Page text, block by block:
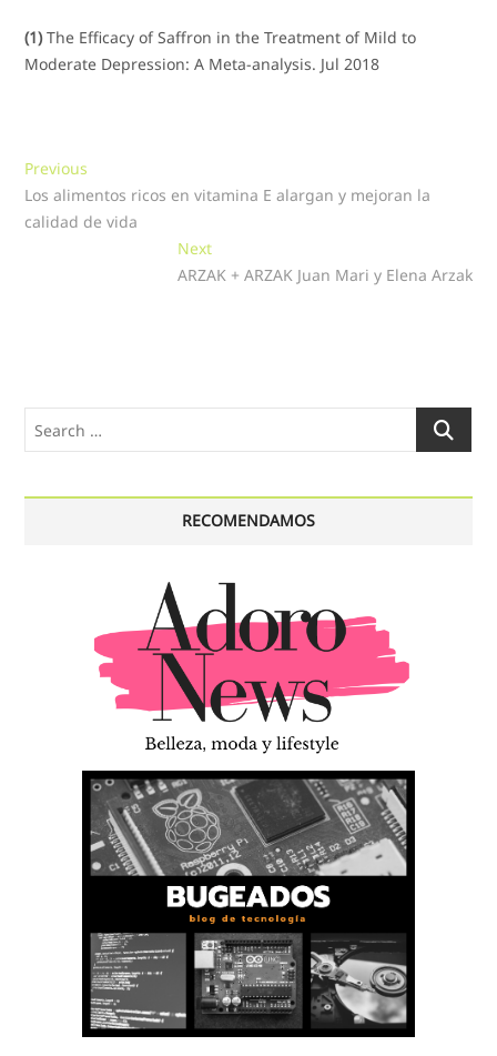
(1)The Efficacy of Saffron in the Treatment of Mild to
Moderate Depression: A Meta-analysis. Jul 2018
Navegación
de
Previous
post:
Los alimentos ricos en vitamina E alargan y mejoran la
calidad de vida
NextNext
post:
ARZAK + ARZAK Juan Mari y Elena Arzak
Search
…
RECOMENDAMOS